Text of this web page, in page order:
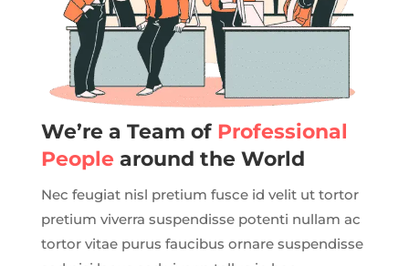
We’re a Team of Professional
People around the World
Nec feugiat nisl pretium fusce id velit ut tortor
pretium viverra suspendisse potenti nullam ac
tortor vitae purus faucibus ornare suspendisse